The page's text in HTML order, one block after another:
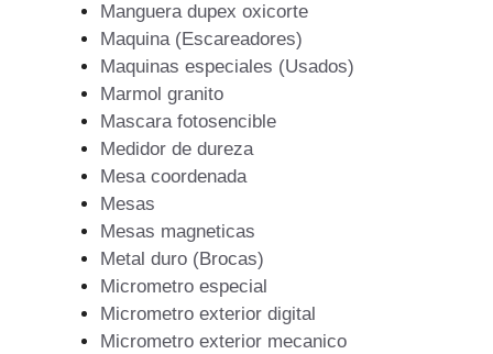
Manguera dupex oxicorte
Maquina (Escareadores)
Maquinas especiales (Usados)
Marmol granito
Mascara fotosencible
Medidor de dureza
Mesa coordenada
Mesas
Mesas magneticas
Metal duro (Brocas)
Micrometro especial
Micrometro exterior digital
Micrometro exterior mecanico